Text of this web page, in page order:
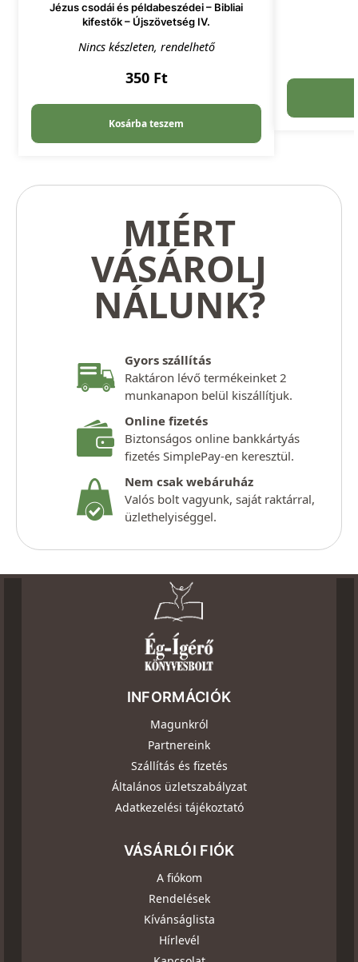
Jézus csodái és példabeszédei – Bibliai
kifestők – Újszövetség IV.
Nincs készleten, rendelhető
350 Ft
Kosárba teszem
MIÉRT
VÁSÁROLJ
NÁLUNK?
Gyors szállítás
Raktáron lévő termékeinket 2
munkanapon belül kiszállítjuk.
Online fizetés
Biztonságos online bankkártyás
fizetés SimplePay-en keresztül.
Nem csak webáruház
Valós bolt vagyunk, saját raktárral,
üzlethelyiséggel.
INFORMÁCIÓK
Magunkról
Partnereink
Szállítás és fizetés
Általános üzletszabályzat
Adatkezelési tájékoztató
VÁSÁRLÓI FIÓK
A fiókom
Rendelések
Kívánságlista
Hírlevél